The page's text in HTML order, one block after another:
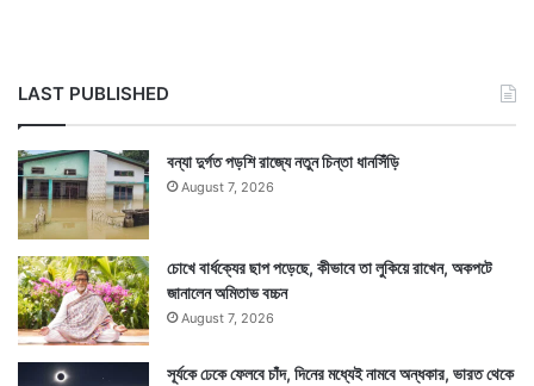
Tags Bengali Feature
LAST PUBLISHED
বন্যা দুর্গত পড়শি রাজ্যে নতুন চিন্তা ধানসিঁড়ি
August 7, 2026
চোখে বার্ধক্যের ছাপ পড়েছে, কীভাবে তা লুকিয়ে রাখেন, অকপটে
জানালেন অমিতাভ বচ্চন
August 7, 2026
সূর্যকে ঢেকে ফেলবে চাঁদ, দিনের মধ্যেই নামবে অন্ধকার, ভারত থেকে